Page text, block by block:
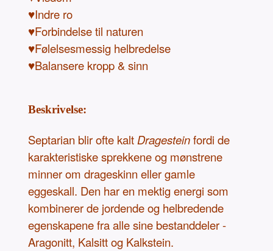
♥Indre ro
♥Forbindelse til naturen
♥Følelsesmessig helbredelse
♥Balansere kropp & sinn
Beskrivelse:
Septarian blir ofte kalt Dragesteinfordi de
karakteristiske sprekkene og mønstrene
minner om drageskinn eller gamle
eggeskall. Den har en mektig energi som
kombinerer de jordende og helbredende
egenskapene fra alle sine bestanddeler -
Aragonitt, Kalsitt og Kalkstein.